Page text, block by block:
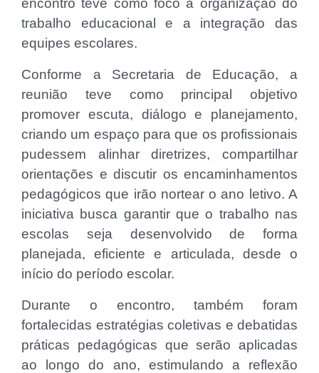
encontro teve como foco a organização do
trabalho educacional e a integração das
equipes escolares.
Conforme a Secretaria de Educação, a
reunião teve como principal objetivo
promover escuta, diálogo e planejamento,
criando um espaço para que os profissionais
pudessem alinhar diretrizes, compartilhar
orientações e discutir os encaminhamentos
pedagógicos que irão nortear o ano letivo. A
iniciativa busca garantir que o trabalho nas
escolas seja desenvolvido de forma
planejada, eficiente e articulada, desde o
início do período escolar.
Durante o encontro, também foram
fortalecidas estratégias coletivas e debatidas
práticas pedagógicas que serão aplicadas
ao longo do ano, estimulando a reflexão